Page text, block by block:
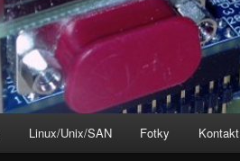
Linux/Unix/SAN Fotky Kontakt